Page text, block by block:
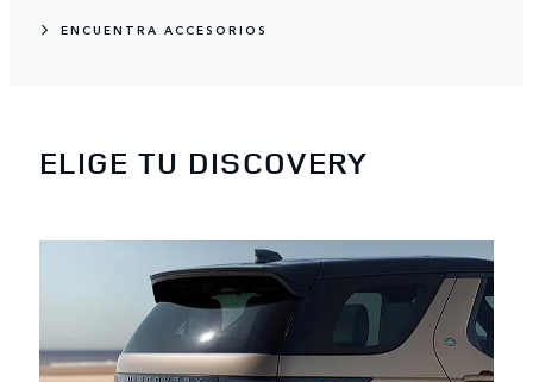
ENCUENTRA ACCESORIOS
ELIGE TU DISCOVERY